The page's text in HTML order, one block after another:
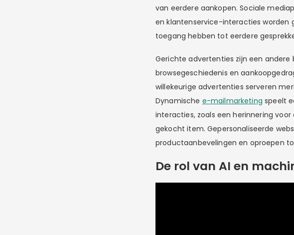
van eerdere aankopen. Sociale
en klantenservice-interacties worden
toegang hebben tot eerdere
Gerichte advertenties zijn een andere
browsegeschiedenis en
willekeurige advertenties serveren
Dynamische e-mailmarketing speelt
interacties, zoals een herinnering voor
gekocht item. Gepersonaliseerde
productaanbevelingen en oproepen
De rol van AI en